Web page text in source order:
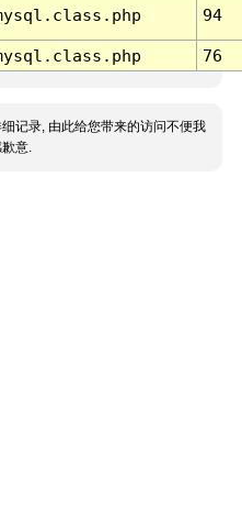
94
76
记录, 由此给您带来的访问不便我
意.